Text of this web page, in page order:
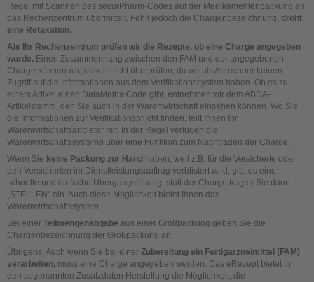
Regel mit Scannen des securPharm-Codes auf der Medikamentenpackung an
das Rechenzentrum übermittelt. Fehlt jedoch die Chargenbezeichnung, droht
eine Retaxation.
Als Ihr Rechenzentrum prüfen wir die Rezepte, ob eine Charge angegeben
wurde. Einen Zusammenhang zwischen den FAM und der angegebenen
Charge können wir jedoch nicht überprüfen, da wir als Abrechner keinen
Zugriff auf die Informationen aus dem Verifikationssystem haben. Ob es zu
einem Artikel einen DataMatrix-Code gibt, entnehmen wir dem ABDA-
Artikelstamm, den Sie auch in der Warenwirtschaft einsehen können. Wo Sie
die Informationen zur Verifikationspflicht finden, teilt Ihnen Ihr
Warenwirtschaftsanbieter mit. In der Regel verfügen die
Warenwirtschaftssysteme über eine Funktion zum Nachtragen der Charge.
Wenn Sie keine Packung zur Hand haben, weil z.B. für die Versicherte oder
den Versicherten im Dienstleistungsauftrag verblistert wird, gibt es eine
schnelle und einfache Übergangslösung: statt der Charge tragen Sie dann
„STELLEN“ ein. Auch diese Möglichkeit bietet Ihnen das
Warenwirtschaftssystem.
Bei einer Teilmengenabgabe aus einer Großpackung geben Sie die
Chargenbezeichnung der Großpackung an.
Übrigens: Auch wenn Sie bei einer Zubereitung ein Fertigarzneimittel (FAM)
verarbeiten, muss eine Charge angegeben werden. Das eRezept bietet in
den sogenannten Zusatzdaten Herstellung die Möglichkeit, die